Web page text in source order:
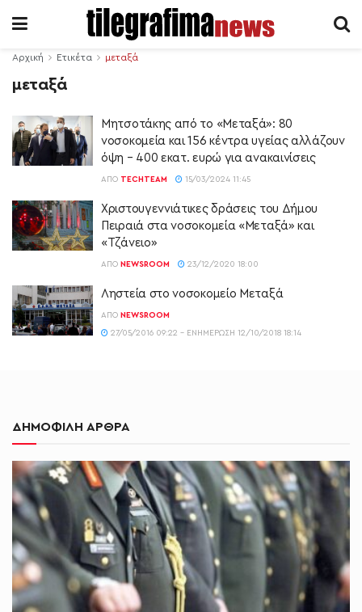
Αρχική Ετικέτα μεταξά
μεταξά
Μητσοτάκης από το «Μεταξά»: 80
νοσοκομεία και 156 κέντρα υγείας αλλάζουν
όψη – 400 εκατ. ευρώ για ανακαινίσεις
ΑΠΌ TECHTEAM 15/03/2024 11:45
Χριστουγεννιάτικες δράσεις του Δήμου
Πειραιά στα νοσοκομεία «Μεταξά» και
«Τζάνειο»
ΑΠΌ NEWSROOM 23/12/2020 18:00
Ληστεία στο νοσοκομείο Μεταξά
ΑΠΌ NEWSROOM
27/05/2016 09:22 - ΕΝΗΜΈΡΩΣΗ 12/10/2018 18:14
ΔΗΜΟΦΙΛΗ ΑΡΘΡΑ